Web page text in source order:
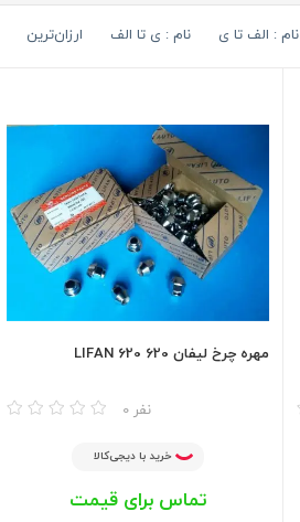
نام : الف تا ی نام : ی تا الف ارزان‌ترین
مهره چرخ لیفان 620 LIFAN 620
0 نفر
خرید با دیجی‌کالا
تماس برای قیمت